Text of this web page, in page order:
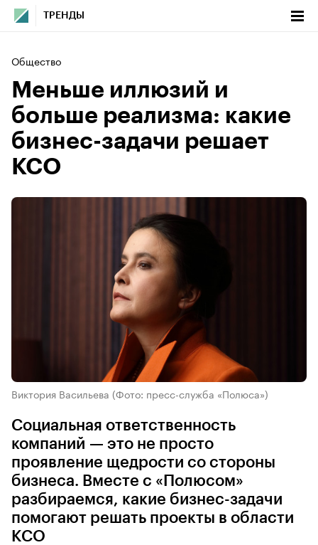
ТРЕНДЫ
Общество
Меньше иллюзий и
больше реализма: какие
бизнес-задачи решает
КСО
Виктория Васильева (Фото: пресс-служба «Полюса»)
Социальная ответственность
компаний — это не просто
проявление щедрости со стороны
бизнеса. Вместе с «Полюсом»
разбираемся, какие бизнес-задачи
помогают решать проекты в области
КСО